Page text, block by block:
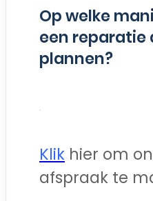
Op welke
een reparatie
plannen?
Klik hier om
afspraak te